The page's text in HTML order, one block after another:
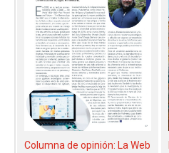
Columna de opinión: La Web